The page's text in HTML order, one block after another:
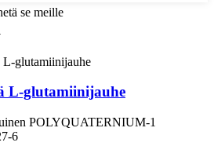
se meille
L-glutamiinijauhe